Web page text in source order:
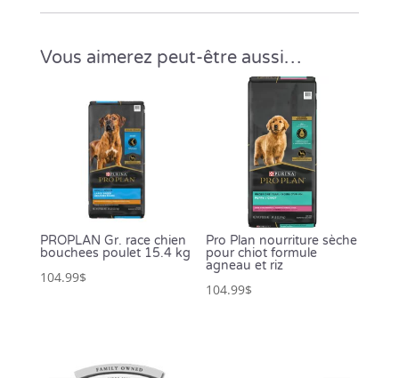
Vous aimerez peut-être aussi…
PROPLAN Gr. race chien
bouchees poulet 15.4 kg
104.99$
Pro Plan nourriture sèche
pour chiot formule
agneau et riz
104.99$